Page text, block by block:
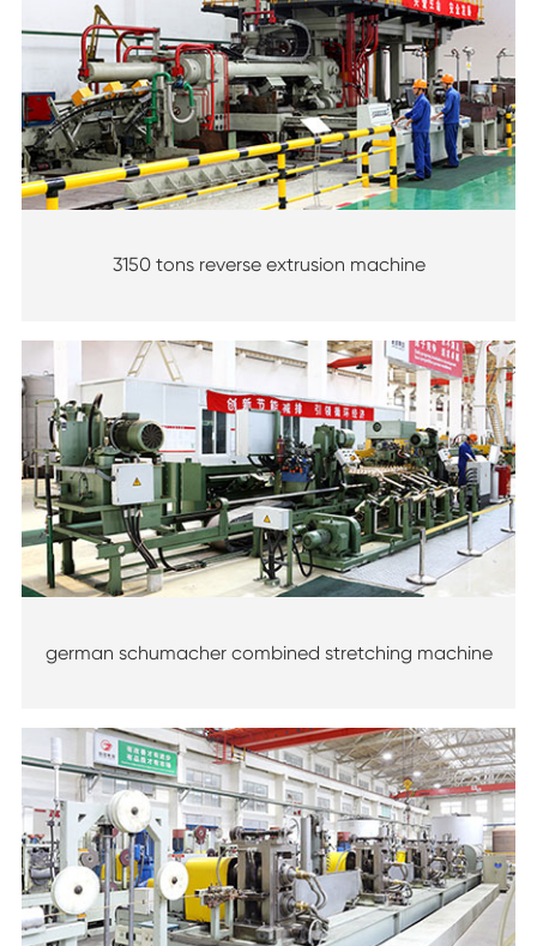
3150 tons reverse extrusion machine
german schumacher combined stretching machine